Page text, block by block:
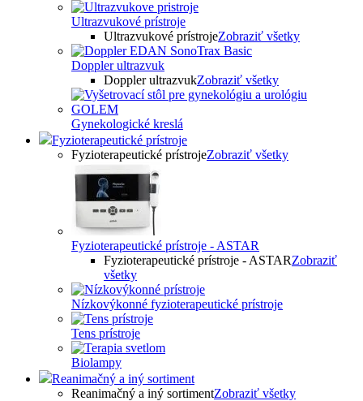
Ultrazvukové prístroje
Ultrazvukové prístrojeZobraziť všetky
Doppler ultrazvuk
Doppler ultrazvukZobraziť všetky
Gynekologické kreslá
Fyzioterapeutické prístroje
Fyzioterapeutické prístrojeZobraziť všetky
Fyzioterapeutické prístroje - ASTAR
Fyzioterapeutické prístroje - ASTARZobraziť
všetky
Nízkovýkonné fyzioterapeutické prístroje
Tens prístroje
Biolampy
Reanimačný a iný sortiment
Reanimačný a iný sortimentZobraziť všetky